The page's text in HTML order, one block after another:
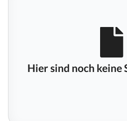
Hier sind noch keine